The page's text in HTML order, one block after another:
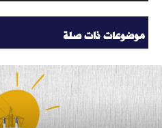
موضوعات ذات صلة